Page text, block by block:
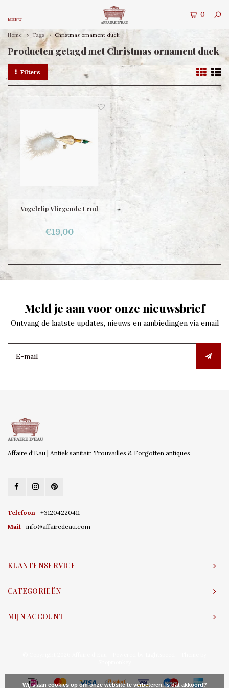
MENU
0
Home Tags Christmas ornament duck
Producten getagd met Christmas ornament duck
Filters
Vogelclip Vliegende Eend
€19,00
Meld je aan voor onze nieuwsbrief
Ontvang de laatste updates, nieuws en aanbiedingen via email
Affaire d'Eau | Antiek sanitair, Trouvailles & Forgotten antiques
Telefoon
+31204220411
Mail
info@affairedeau.com
KLANTENSERVICE
CATEGORIEËN
MIJN ACCOUNT
Wij slaan cookies op om onze website te verbeteren. Is dat akkoord?